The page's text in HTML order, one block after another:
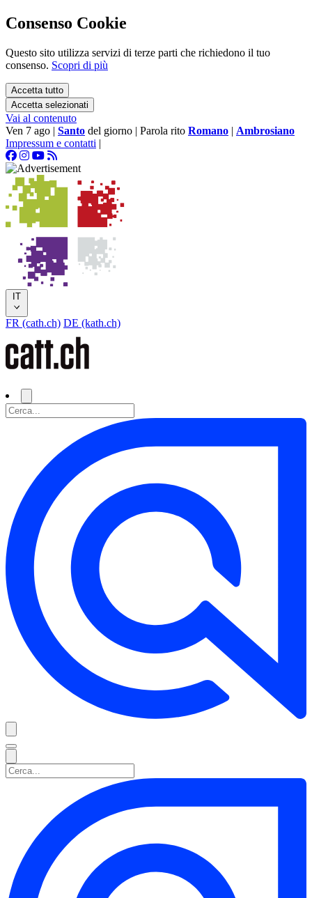
Consenso Cookie
Questo sito utilizza servizi di terze parti che richiedono il tuo
consenso. Scopri di più
Accetta tutto
Accetta selezionati
Vai al contenuto
Ven 7 ago | Santo del giorno | Parola rito Romano | Ambrosiano
Impressum e contatti |
IT
FR (cath.ch) DE (kath.ch)